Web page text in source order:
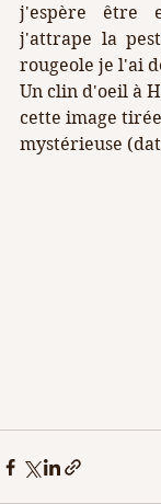
j'espère être
j'attrape la
rougeole je l'ai
Un clin d'oeil à
cette image
mystérieuse